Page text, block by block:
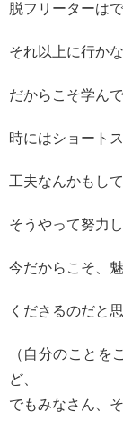
脱フリーターはで
それ以上に行か
だからこそ学ん
時にはショート
工夫なんかもし
そうやって努力
今だからこそ、
くださるのだと
（自分のことを
ど、
でもみなさん、